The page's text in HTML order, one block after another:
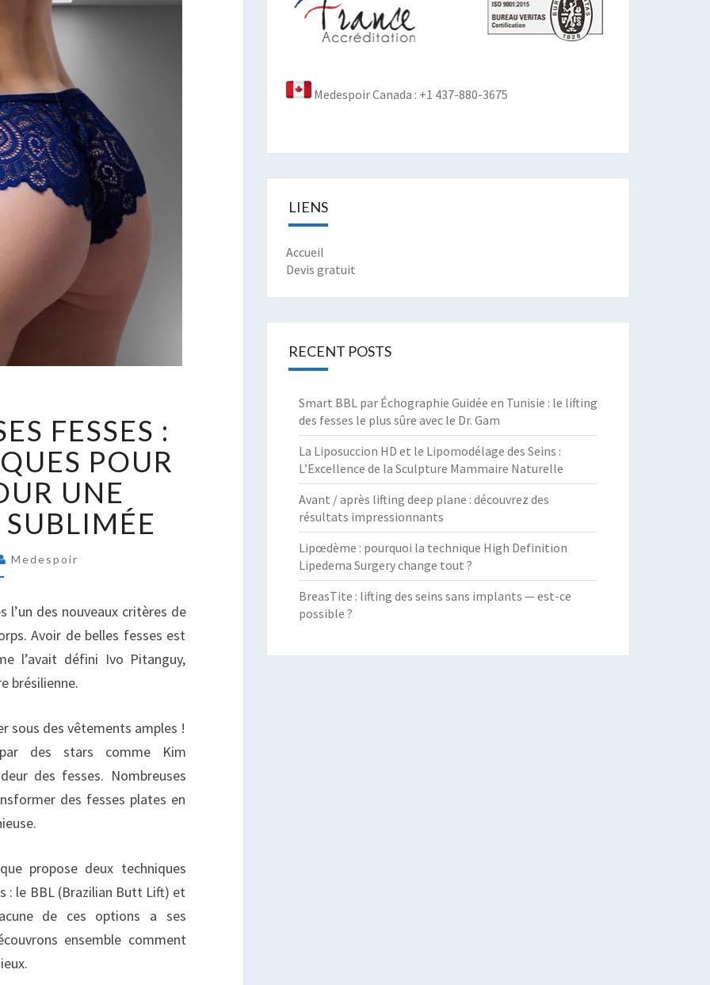
FESSES :
POUR
UNE
Medespoir
l’un des nouveaux critères de
Avoir de belles fesses est
l’avait défini Ivo Pitanguy,
brésilienne.
sous des vêtements amples !
des stars comme Kim
des fesses. Nombreuses
des fesses plates en
propose deux techniques
: le BBL (Brazilian Butt Lift) et
de ces options a ses
ensemble comment
Medespoir Canada : +1 437-880-3675
LIENS
Accueil
Devis gratuit
RECENT POSTS
Smart BBL par Échographie Guidée en Tunisie : le lifting
des fesses le plus sûre avec le Dr. Gam
La Liposuccion HD et le Lipomodélage des Seins :
L’Excellence de la Sculpture Mammaire Naturelle
Avant / après lifting deep plane : découvrez des
résultats impressionnants
Lipœdème : pourquoi la technique High Definition
Lipedema Surgery change tout ?
BreasTite : lifting des seins sans implants — est-ce
possible ?